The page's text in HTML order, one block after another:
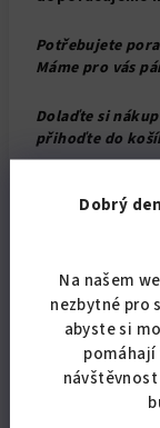
Dobrý
Na našem
nezbytné pro
abyste si
Potřebujete
Máme pro vás
Dolaďte si
přihoďte do
Jsme česká
ČR. Uvedená
Doba dodání je
dovozem Vás
dodání. Řidič
jezdí sám,
Nezvládne to z